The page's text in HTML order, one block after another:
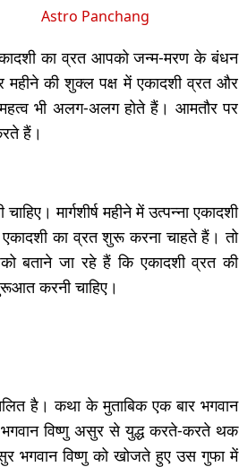
Astro Panchang
का व्रत आपको जन्म-मरण के बंधन
की शुक्ल पक्ष में एकादशी व्रत और
भी अलग-अलग होते हैं। आमतौर पर
हैं।
मार्गशीर्ष महीने में उत्पन्ना एकादशी
का व्रत शुरू करना चाहते हैं। तो
जा रहे हैं कि एकादशी व्रत की
करनी चाहिए।
है। कथा के मुताबिक एक बार भगवान
विष्णु असुर से युद्ध करते-करते थक
भगवान विष्णु को खोजते हुए उस गुफा में